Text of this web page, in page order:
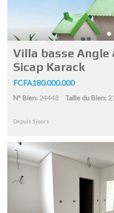
Villa basse Angle
Sicap Karack
FCFA180.000.000
N° Bien: 24448 Taille du Bien:
Depuis 5 jours